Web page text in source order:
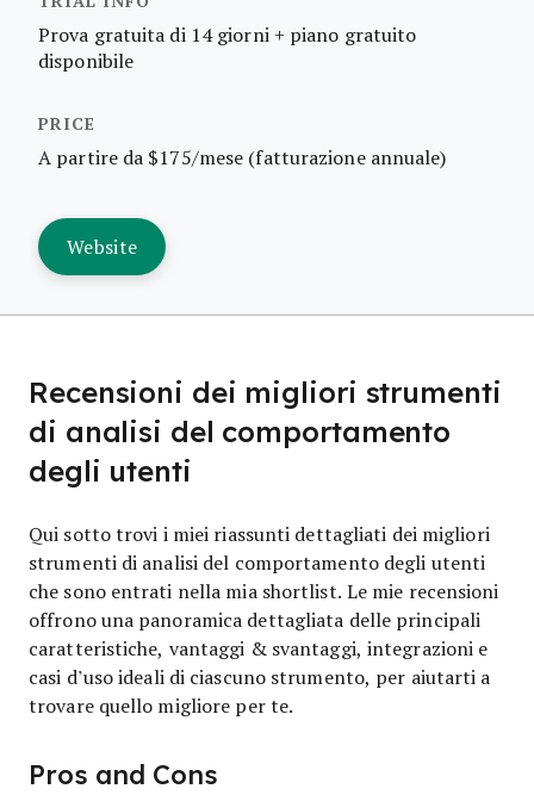
Prova gratuita di 14 giorni + piano gratuito
disponibile
A partire da $175/mese (fatturazione annuale)
Website
Recensioni dei migliori strumenti
di analisi del comportamento
degli utenti
Qui sotto trovi i miei riassunti dettagliati dei migliori
strumenti di analisi del comportamento degli utenti
che sono entrati nella mia shortlist. Le mie recensioni
offrono una panoramica dettagliata delle principali
caratteristiche, vantaggi & svantaggi, integrazioni e
casi d’uso ideali di ciascuno strumento, per aiutarti a
trovare quello migliore per te.
Pros and Cons